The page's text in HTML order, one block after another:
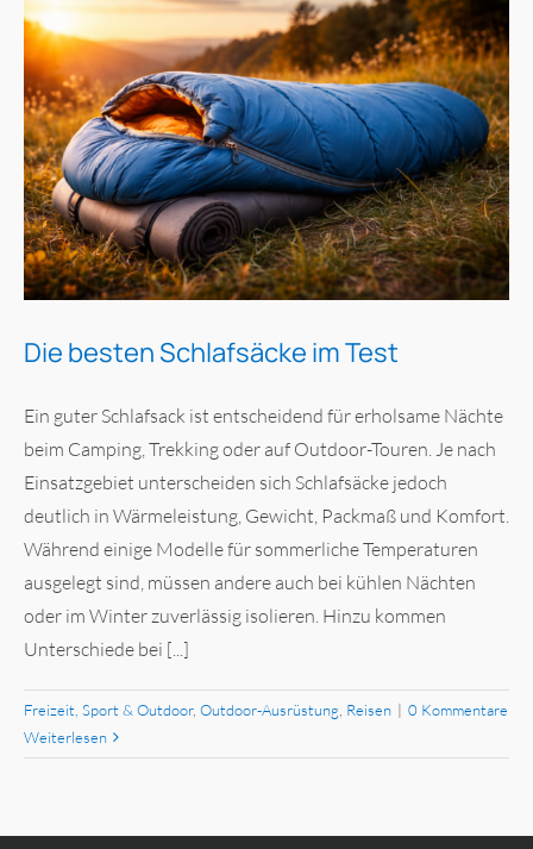
Die besten Schlafsäcke im Test
Ein guter Schlafsack ist entscheidend für erholsame Nächte
beim Camping, Trekking oder auf Outdoor-Touren. Je nach
Einsatzgebiet unterscheiden sich Schlafsäcke jedoch
deutlich in Wärmeleistung, Gewicht, Packmaß und Komfort.
Während einige Modelle für sommerliche Temperaturen
ausgelegt sind, müssen andere auch bei kühlen Nächten
oder im Winter zuverlässig isolieren. Hinzu kommen
Unterschiede bei [...]
Freizeit, Sport & Outdoor, Outdoor-Ausrüstung Reisen | 0 Kommentare
Weiterlesen